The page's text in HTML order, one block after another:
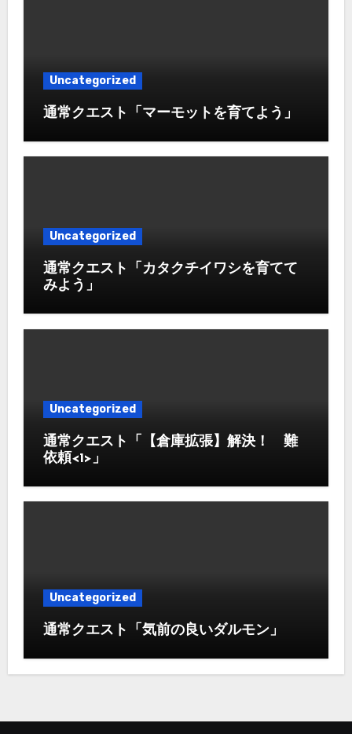
Uncategorized
通常クエスト「マーモットを育てよう」
Uncategorized
通常クエスト「カタクチイワシを育てて
みよう」
Uncategorized
通常クエスト「【倉庫拡張】解決！ 難
依頼<1>」
Uncategorized
通常クエスト「気前の良いダルモン」